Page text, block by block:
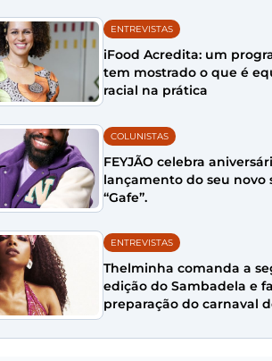
ENTREVISTAS
iFood Acredita: um
tem mostrado o que é
racial na prática
COLUNISTAS
FEYJÃO celebra
lançamento do seu novo
“Gafe”.
ENTREVISTAS
Thelminha comanda a
edição do Sambadela e
preparação do carnaval